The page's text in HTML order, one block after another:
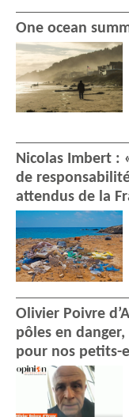
One ocean
Nicolas Imbert :
de
attendus de la
Olivier Poivre
pôles en
pour nos petits-